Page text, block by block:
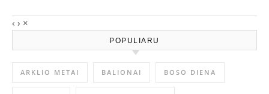
‹ › ×
POPULIARU
ARKLIO METAI BALIONAI BOSO DIENA